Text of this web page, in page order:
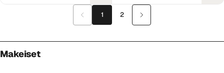
1 2
Makeiset